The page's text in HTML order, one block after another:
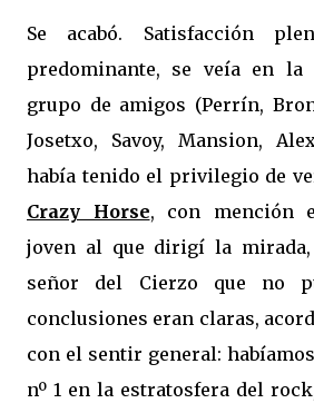
Se acabó. Satisfacción
predominante, se veía en
grupo de amigos (Perrín,
Josetxo, Savoy, Mansion,
había tenido el privilegio de
Crazy Horse, con mención
joven al que dirigí la
señor del Cierzo que no
conclusiones eran claras,
con el sentir general:
nº 1 en la estratosfera del